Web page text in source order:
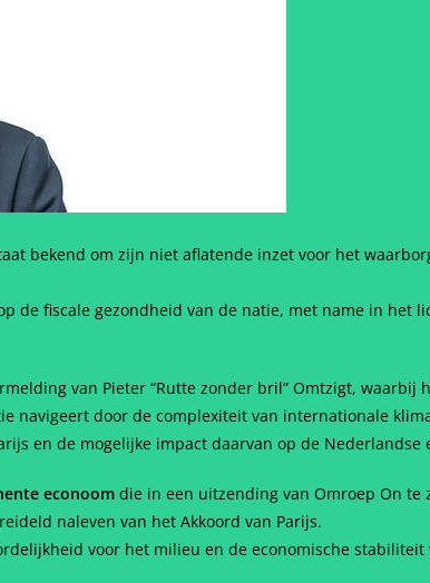
bekend om zijn niet aflatende inzet voor het
de fiscale gezondheid van de natie, met name in het
van Pieter “Rutte zonder bril” Omtzigt, waarbij
navigeert door de complexiteit van internationale
en de mogelijke impact daarvan op de Nederlandse
econoom die in een uitzending van Omroep On te
naleven van het Akkoord van Parijs.
voor het milieu en de economische stabiliteit